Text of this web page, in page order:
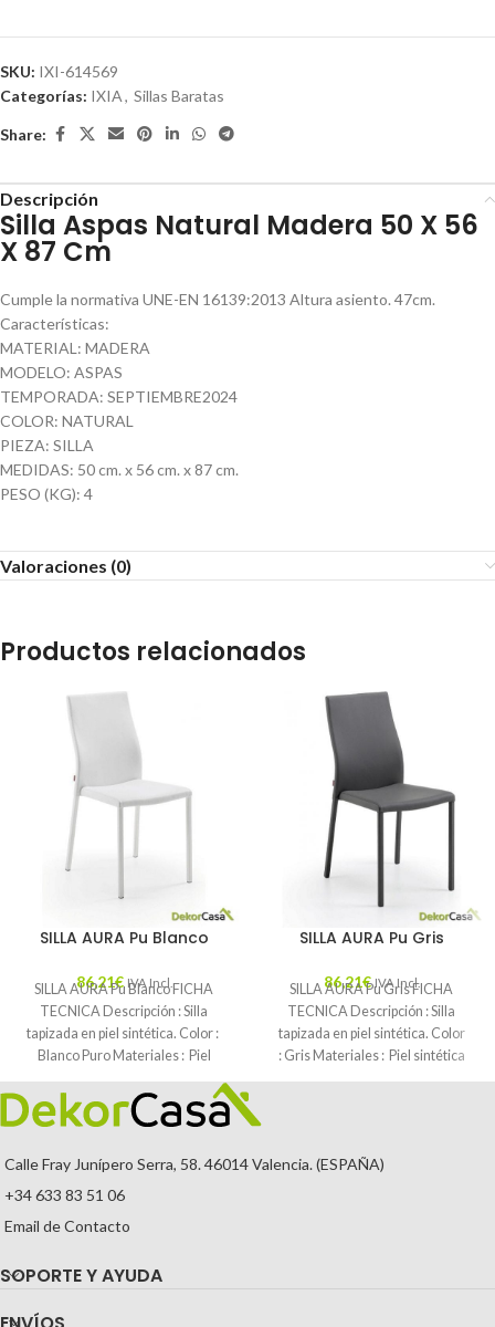
SKU: IXI-614569
Categorías: IXIA, Sillas Baratas
Share:
Descripción
Silla Aspas Natural Madera 50 X 56
X 87 Cm
Cumple la normativa UNE-EN 16139:2013 Altura asiento. 47cm.
Características:
MATERIAL: MADERA
MODELO: ASPAS
TEMPORADA: SEPTIEMBRE2024
COLOR: NATURAL
PIEZA: SILLA
MEDIDAS: 50 cm. x 56 cm. x 87 cm.
PESO (KG): 4
Valoraciones (0)
Productos relacionados
SILLA AURA Pu Blanco
86,21€ IVA Incl.
SILLA AURA Pu Blanco FICHA
TECNICA Descripción : Silla
tapizada en piel sintética. Color :
Blanco Puro Materiales : Piel
SILLA AURA Pu Gris
86,21€ IVA Incl.
SILLA AURA Pu Gris FICHA
TECNICA Descripción : Silla
tapizada en piel sintética. Color
: Gris Materiales : Piel sintética
Mantenimiento
Calle Fray Junípero Serra, 58. 46014 Valencia. (ESPAÑA)
+34 633 83 51 06
Email de Contacto
SOPORTE Y AYUDA